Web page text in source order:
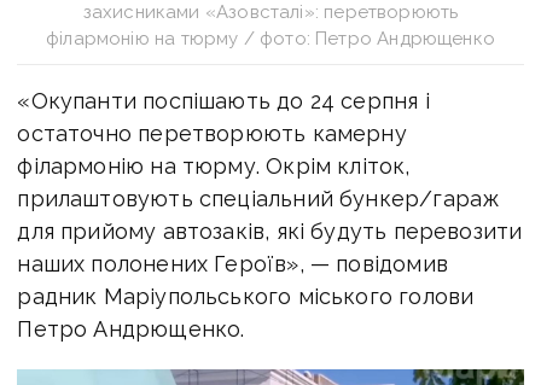
захисниками «Азовсталі»: перетворюють
філармонію на тюрму / фото: Петро Андрющенко
«Окупанти поспішають до 24 серпня і
остаточно перетворюють камерну
філармонію на тюрму. Окрім кліток,
прилаштовують спеціальний бункер/гараж
для прийому автозаків, які будуть перевозити
наших полонених Героїв», — повідомив
радник Маріупольського міського голови
Петро Андрющенко.